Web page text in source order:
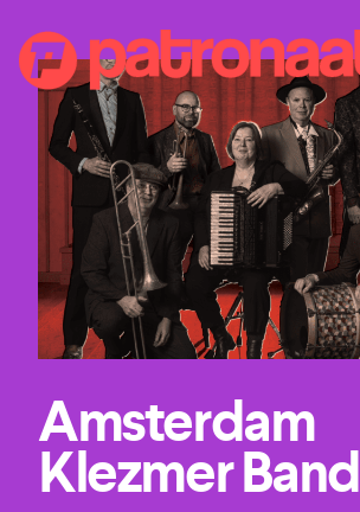
Amsterdam
Klezmer Band